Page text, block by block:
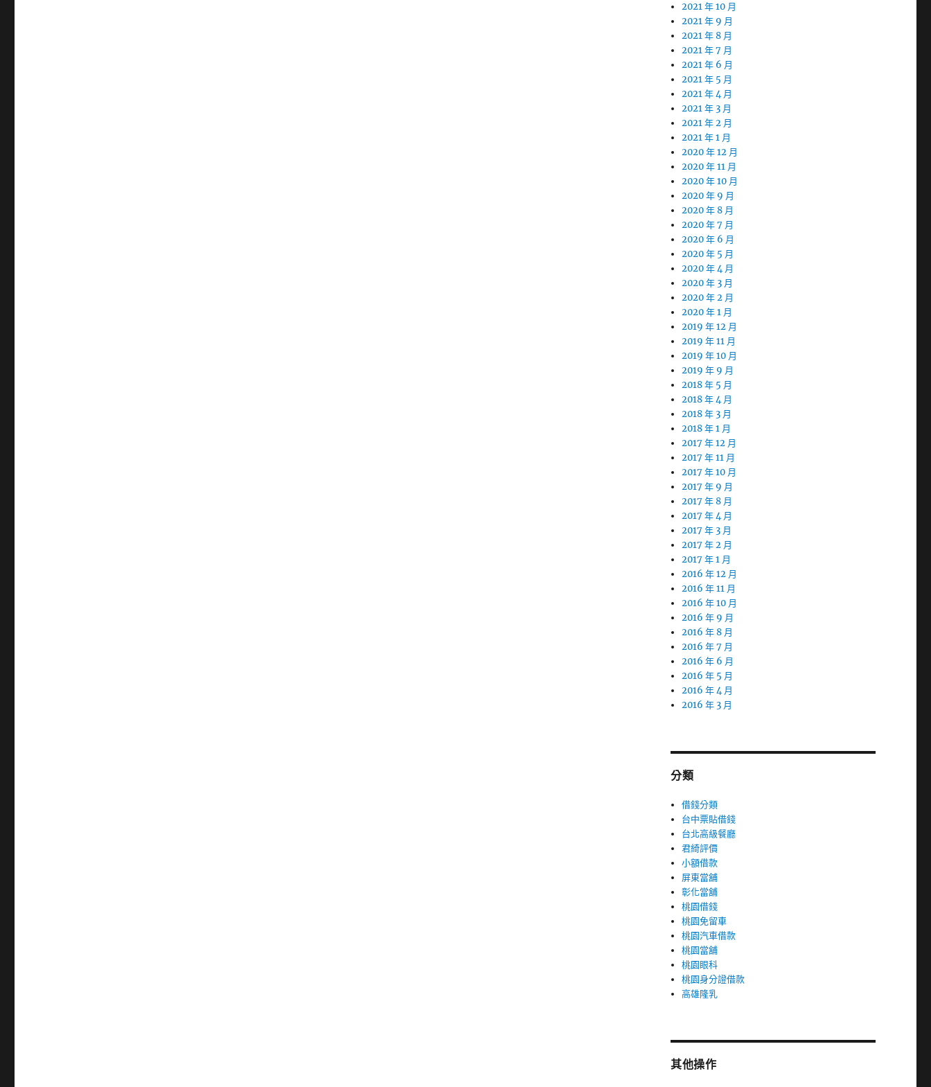
2021 年 10 月
2021 年 9 月
2021 年 8 月
2021 年 7 月
2021 年 6 月
2021 年 5 月
2021 年 4 月
2021 年 3 月
2021 年 2 月
2021 年 1 月
2020 年 12 月
2020 年 11 月
2020 年 10 月
2020 年 9 月
2020 年 8 月
2020 年 7 月
2020 年 6 月
2020 年 5 月
2020 年 4 月
2020 年 3 月
2020 年 2 月
2020 年 1 月
2019 年 12 月
2019 年 11 月
2019 年 10 月
2019 年 9 月
2018 年 5 月
2018 年 4 月
2018 年 3 月
2018 年 1 月
2017 年 12 月
2017 年 11 月
2017 年 10 月
2017 年 9 月
2017 年 8 月
2017 年 4 月
2017 年 3 月
2017 年 2 月
2017 年 1 月
2016 年 12 月
2016 年 11 月
2016 年 10 月
2016 年 9 月
2016 年 8 月
2016 年 7 月
2016 年 6 月
2016 年 5 月
2016 年 4 月
2016 年 3 月
分類
借錢分類
台中票貼借錢
台北高級餐廳
君綺評價
小額借款
屏東當舖
彰化當舖
桃園借錢
桃園免留車
桃園汽車借款
桃園當舖
桃園眼科
桃園身分證借款
高雄隆乳
其他操作